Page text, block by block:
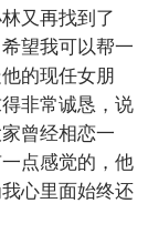
又再找到了
望我可以帮一
的现任女朋
非常诚恳，说
曾经相恋一
点感觉的，他
心里面始终还